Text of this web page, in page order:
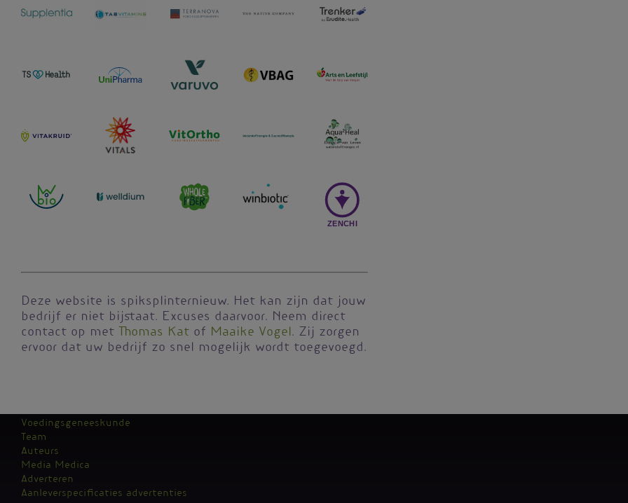
Deze website is spiksplinternieuw. Het kan zijn dat jouw
bedrijf er niet bijstaat. Excuses daarvoor. Neem direct
contact op met
Thomas Kat of Maaike Vogel . Zij zorgen
ervoor dat uw bedrijf zo snel mogelijk wordt toegevoegd.
Kantoormenu
Voedingsgeneeskunde
Team
Auteurs
Media Medica
Adverteren
Aanleverspecificaties advertenties